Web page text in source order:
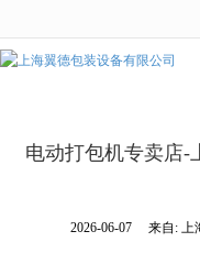
电动打包机专卖店-
2026-06-07 来自: 上